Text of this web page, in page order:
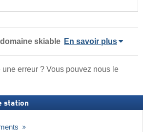
skiable En savoir plus
erreur ? Vous pouvez nous le
station